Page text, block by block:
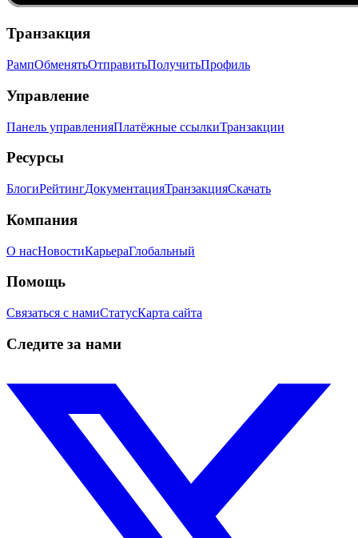
Транзакция
РампОбменятьОтправитьПолучитьПрофиль
Управление
Панель управленияПлатёжные ссылкиТранзакции
Ресурсы
БлогиРейтингДокументацияТранзакцияСкачать
Компания
О насНовостиКарьераГлобальный
Помощь
Связаться с намиСтатусКарта сайта
Следите за нами